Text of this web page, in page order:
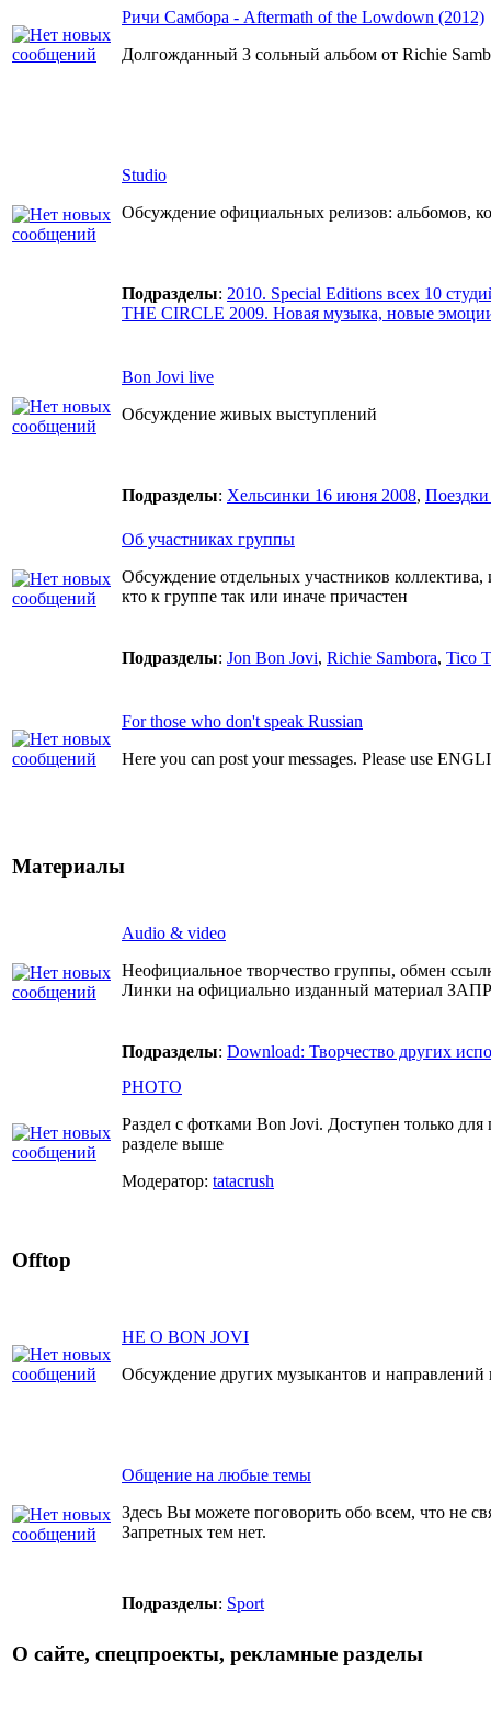
Ричи Самбора - Aftermath of the Lowdown (2012)
Долгожданный 3 сольный альбом от Richie
Studio
Обсуждение официальных релизов: альбомов,
Подразделы: 2010. Special Editions всех 10
THE CIRCLE 2009. Новая музыка, новые
Bon Jovi live
Обсуждение живых выступлений
Подразделы: Хельсинки 16 июня 2008,
Об участниках группы
Обсуждение отдельных участников
кто к группе так или иначе причастен
Подразделы: Jon Bon Jovi, Richie Sambora, Tico
For those who don't speak Russian
Here you can post your messages. Please use
Материалы
Audio & video
Неофициальное творчество группы, обмен
Линки на официально изданный материал
Подразделы: Download: Творчество других
PHOTO
Раздел с фотками Bon Jovi. Доступен только
разделе выше
Модератор: tatacrush
Offtop
НЕ О BON JOVI
Обсуждение других музыкантов и направлений
Общение на любые темы
Здесь Вы можете поговорить обо всем, что не
Запретных тем нет.
Подразделы: Sport
О сайте, спецпроекты, рекламные разделы